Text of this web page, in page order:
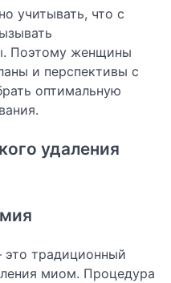
учитывать, что с
Поэтому женщины
и перспективы с
оптимальную
удаления
традиционный
миом. Процедура